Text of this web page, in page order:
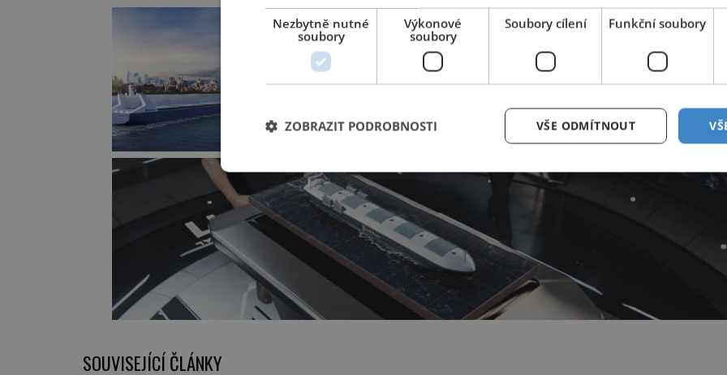
SOUVISEJÍCÍ ČLÁNKY
Nezbytně nutné
soubory
Výkonové
soubory
Soubory cílení Funkční soubory
VŠE ODMÍTNOUT
ZOBRAZIT PODROBNOSTI